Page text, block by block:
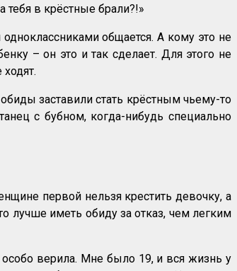
тебя в крёстные брали?!»
общается. А кому это не
– он это и так сделает. Для этого не
заставили стать крёстным чьему-то
с бубном, когда-нибудь специально
первой нельзя крестить девочку, а
лучше иметь обиду за отказ, чем легким
особо верила. Мне было 19, и вся жизнь у